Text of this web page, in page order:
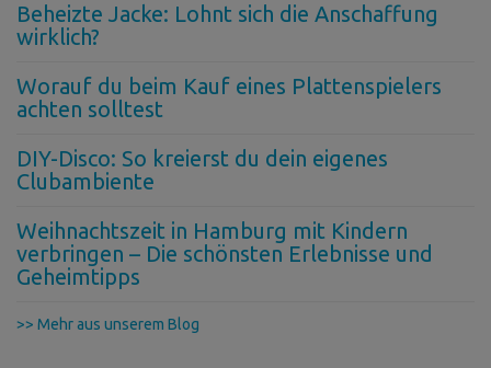
Beheizte Jacke: Lohnt sich die Anschaffung
wirklich?
Worauf du beim Kauf eines Plattenspielers
achten solltest
DIY-Disco: So kreierst du dein eigenes
Clubambiente
Weihnachtszeit in Hamburg mit Kindern
verbringen – Die schönsten Erlebnisse und
Geheimtipps
>> Mehr aus unserem Blog